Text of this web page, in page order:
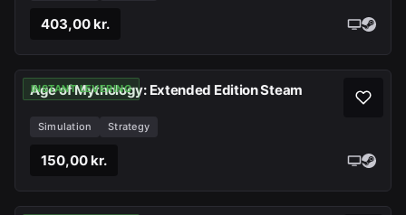
403,00 kr.
INSTANT LEVERING
Age of Mythology: Extended Edition Steam
Simulation Strategy
150,00 kr.